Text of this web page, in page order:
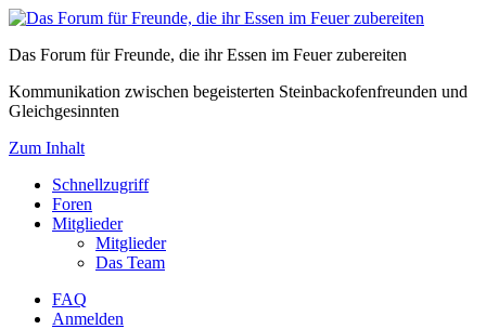
Das Forum für Freunde, die ihr Essen im Feuer zubereiten
Kommunikation zwischen begeisterten Steinbackofenfreunden und
Gleichgesinnten
Zum Inhalt
Schnellzugriff
Foren
Mitglieder
Mitglieder
Das Team
FAQ
Anmelden